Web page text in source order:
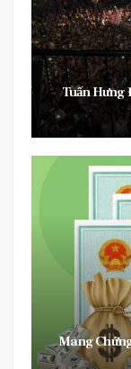
Tuấn Hưng
Mang